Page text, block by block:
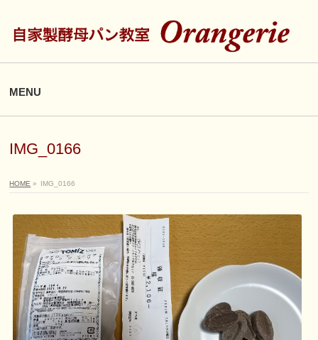
MENU
IMG_0166
HOME » IMG_0166